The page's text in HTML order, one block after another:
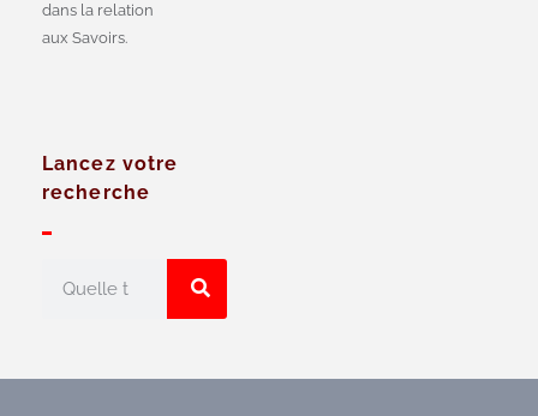
dans la relation
aux Savoirs.
Lancez votre
recherche